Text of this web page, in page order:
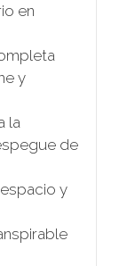
en
y
la
de
y